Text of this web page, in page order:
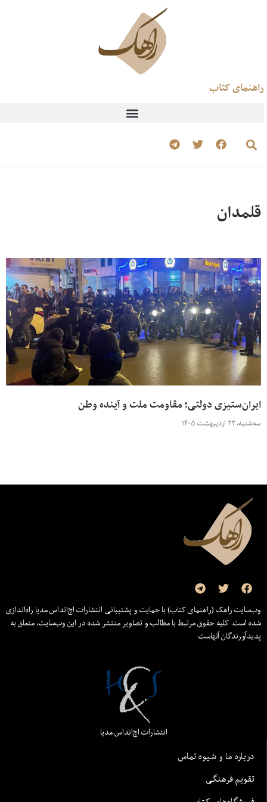
راهنمای کتاب
قلمدان
ایران‌ستیزی دولتی؛ مقاومت ملت و آینده وطن
سه‌شنبه، ۲۲ اردیبهشت ۱۴۰۵
وب‌سایت راهک (راهنمای کتاب) با حمایت و پشتیبانی انتشارات اچ‌اند‌اس مدیا راه‌اندازی
شده است. کلیه حقوق مرتبط با مطالب و تصاویر منتشر شده در این وب‌سایت، متعلق به
پدیدآورندگان آنهاست
انتشارات اچ‌اند‌اس مدیا
درباره ما و شیوه تماس
تقویم فرهنگی